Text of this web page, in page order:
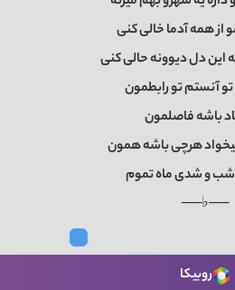
از همه آدما خالی کنی
این دل دیوونه حالی کنی
آنستم تو رابطمون
باشه فاصلمون
هرچی باشه همون
شب و شدی ماه تموم
──♭──
روبیکا